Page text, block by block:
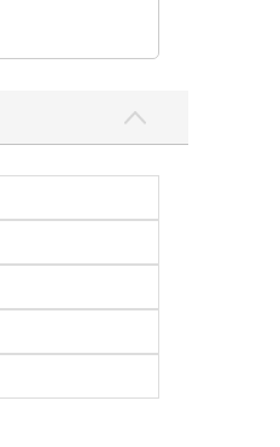
折檻，叩頭當殿
女的封號，被封